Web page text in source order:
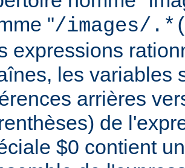
"/images/
expressions
les variables
arrières
de
$0 contient